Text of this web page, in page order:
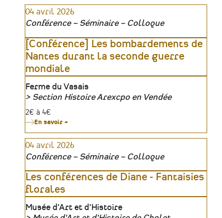
Conserver
le
passé,
regarder
04 avril 2026
Conférence – Séminaire – Colloque
[Conférence] Les bombardements de
Nantes durant la seconde guerre
mondiale
Lieu
Ferme du Vasais
Organisateur
Section Histoire Arexcpo en Vendée
Tarifs
2€ à 4€
En savoir +
Les
bombardements
Nantes
la
seconde
mondiale
04 avril 2026
Conférence – Séminaire – Colloque
Les conférences de Diane - Fantaisies
florales
Lieu
Musée d'Art et d'Histoire